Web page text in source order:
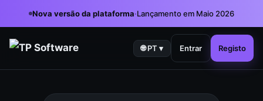
Nova versão da plataforma·Lançamento em Maio 2026
🌐PT ▾ Entrar Registo